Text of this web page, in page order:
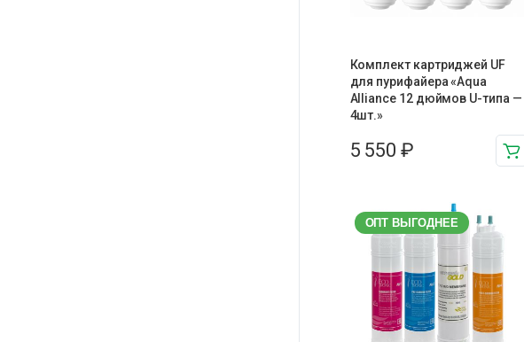
Комплект картриджей UF
для пурифайера «Aqua
Alliance 12 дюймов U-типа —
4шт.»
5 550₽
ОПТ ВЫГОДНЕЕ